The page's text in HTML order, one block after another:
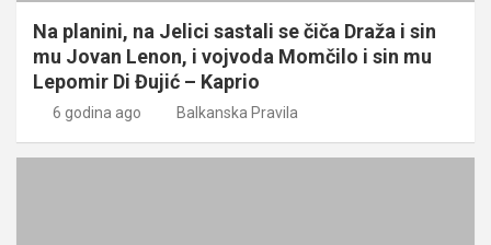
Na planini, na Jelici sastali se čiča Draža i sin
mu Jovan Lenon, i vojvoda Momčilo i sin mu
Lepomir Di Đujić – Kaprio
6 godina ago Balkanska Pravila